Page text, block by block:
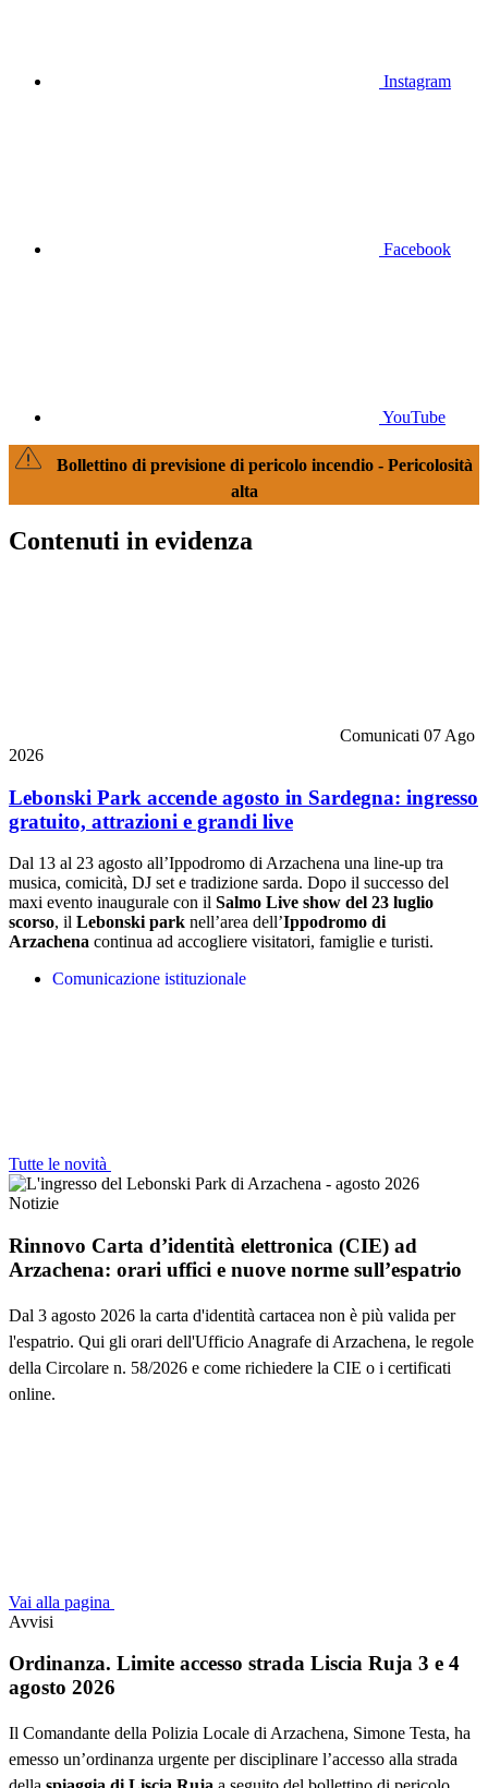
Instagram
Facebook
YouTube
Bollettino di previsione di pericolo incendio - Pericolosità
alta
Contenuti in evidenza
Comunicati 07 Ago
2026
Lebonski Park accende agosto in Sardegna: ingresso
gratuito, attrazioni e grandi live
Dal 13 al 23 agosto all’Ippodromo di Arzachena una line-up tra
musica, comicità, DJ set e tradizione sarda. Dopo il successo del
maxi evento inaugurale con il Salmo Live show del 23 luglio
scorso, il Lebonski park nell’area dell’Ippodromo di
Arzachena continua ad accogliere visitatori, famiglie e turisti.
Comunicazione istituzionale
Tutte le novità
Notizie
Rinnovo Carta d’identità elettronica (CIE) ad
Arzachena: orari uffici e nuove norme sull’espatrio
Dal 3 agosto 2026 la carta d'identità cartacea non è più valida per
l'espatrio. Qui gli orari dell'Ufficio Anagrafe di Arzachena, le regole
della Circolare n. 58/2026 e come richiedere la CIE o i certificati
online.
Vai alla pagina
Avvisi
Ordinanza. Limite accesso strada Liscia Ruja 3 e 4
agosto 2026
Il Comandante della Polizia Locale di Arzachena, Simone Testa, ha
emesso un’ordinanza urgente per disciplinare l’accesso alla strada